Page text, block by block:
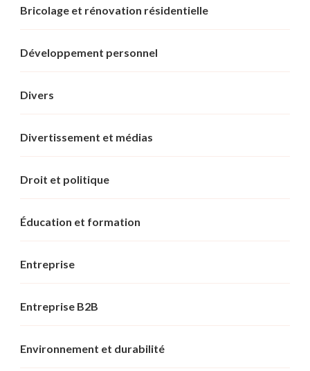
Bricolage et rénovation résidentielle
Développement personnel
Divers
Divertissement et médias
Droit et politique
Éducation et formation
Entreprise
Entreprise B2B
Environnement et durabilité